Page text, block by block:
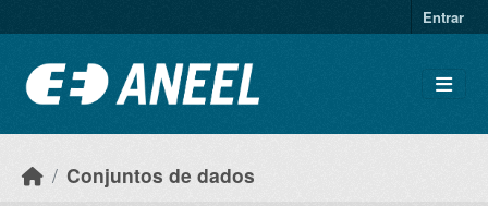
Entrar
Conjuntos de dados